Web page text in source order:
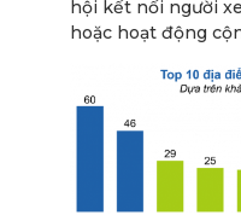
hội kết nối người
hoặc hoạt động